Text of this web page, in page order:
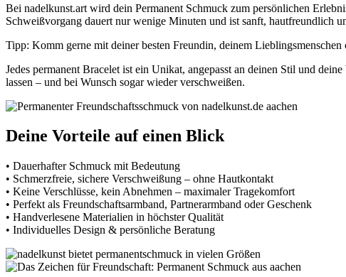
Bei nadelkunst.art wird dein Permanent Schmuck zum persönlichen
Schweißvorgang dauert nur wenige Minuten und ist sanft, hautfreundlich
Tipp: Komm gerne mit deiner besten Freundin, deinem
Jedes permanent Bracelet ist ein Unikat, angepasst an deinen Stil und
lassen – und bei Wunsch sogar wieder verschweißen.
Deine Vorteile auf einen Blick
• Dauerhafter Schmuck mit Bedeutung
• Schmerzfreie, sichere Verschweißung – ohne Hautkontakt
• Keine Verschlüsse, kein Abnehmen – maximaler Tragekomfort
• Perfekt als Freundschaftsarmband, Partnerarmband oder Geschenk
• Handverlesene Materialien in höchster Qualität
• Individuelles Design & persönliche Beratung